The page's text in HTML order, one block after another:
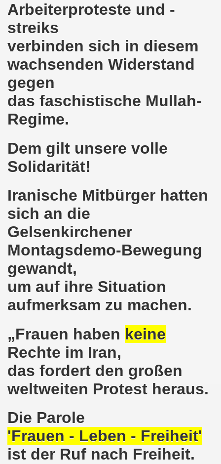
Arbeiterproteste und -
streiks
verbinden sich in diesem
wachsenden Widerstand
gegen
das faschistische Mullah-
Regime.
Dem gilt unsere volle
Solidarität!
Iranische Mitbürger hatten
sich an die
Gelsenkirchener
Montagsdemo-Bewegung
gewandt,
um auf ihre Situation
aufmerksam zu machen.
„Frauen haben keine
Rechte im Iran,
das fordert den großen
weltweiten Protest heraus.
Die Parole
'Frauen - Leben - Freiheit'
ist der Ruf nach Freiheit.
ruft auf am 28.02.2022 zum Tag des
Bewegung am 14. Februar 2022 in der Innenstadt
der 740. Gelsenkirchener Montagsdemo-Bewegung
am 13.12.2021 nimmt Ampel-Koalition unter
am 06.12.2021 in Halle an der Saale Contra
den 08.11.2021 Tag des Widerstands für die
die Abwälzung der Krisenlasten auf unserem
in Gelsenkirchenen-Buer am 11.10.2021
auch wieder für die Landesliste der
am 13.09.2021 im direkten Gespräch -
solidarisch am 12.07.2021 mit Stefan Engel,
Bewegung Gelsenkirchen am 12.07.2021!
Bürger am 14.06.2021 müssen alle
Gelsenkirchener Montagsdemo-Bewegung am
Bewegung am 17.05.2021 setzt Zeichen der Solidarität
als einer der Schwerpunkt-Themen am 12.04.2021 der
am 29.03.2021 mit großem Zuspruch -